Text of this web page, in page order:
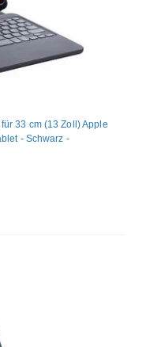
33 cm (13 Zoll) Apple
- Schwarz -